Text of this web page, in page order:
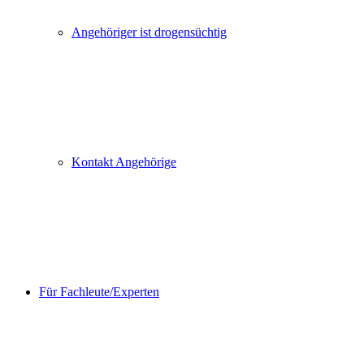
Angehöriger ist drogensüchtig
Kontakt Angehörige
Für Fachleute/Experten